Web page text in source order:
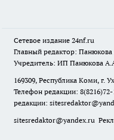
Сетевое издание 24nf.ru
Главный редактор:
Учредитель: ИП Панюкова
169309, Республика Коми, г.
Телефон редакции:
редакции:
sitesredaktor@yandex.ru